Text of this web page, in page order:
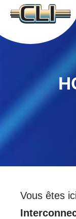
A CCUEIL
Vous êtes